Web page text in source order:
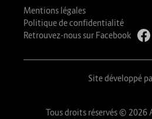
Mentions légales
Politique de confidentialité
Retrouvez-nous sur Facebook
Site développé
Tous droits réservés © 2026